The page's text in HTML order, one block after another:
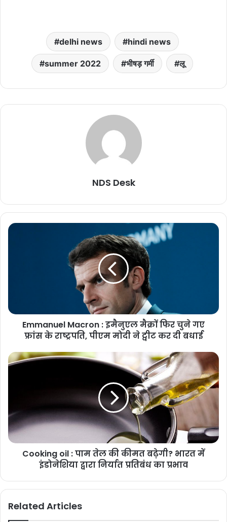
delhi news hindi news
summer 2022 भीषड़ गर्मी लू
NDS Desk
Emmanuel Macron : इमैनुएल मैक्रों फिर चुने गए
फ्रांस के राष्ट्रपति, पीएम मोदी ने ट्वीट कर दी बधाई
Cooking oil : पाम तेल की कीमत बढ़ेगी? भारत में
इंडोनेशिया द्वारा निर्यात प्रतिबंध का प्रभाव
Related Articles